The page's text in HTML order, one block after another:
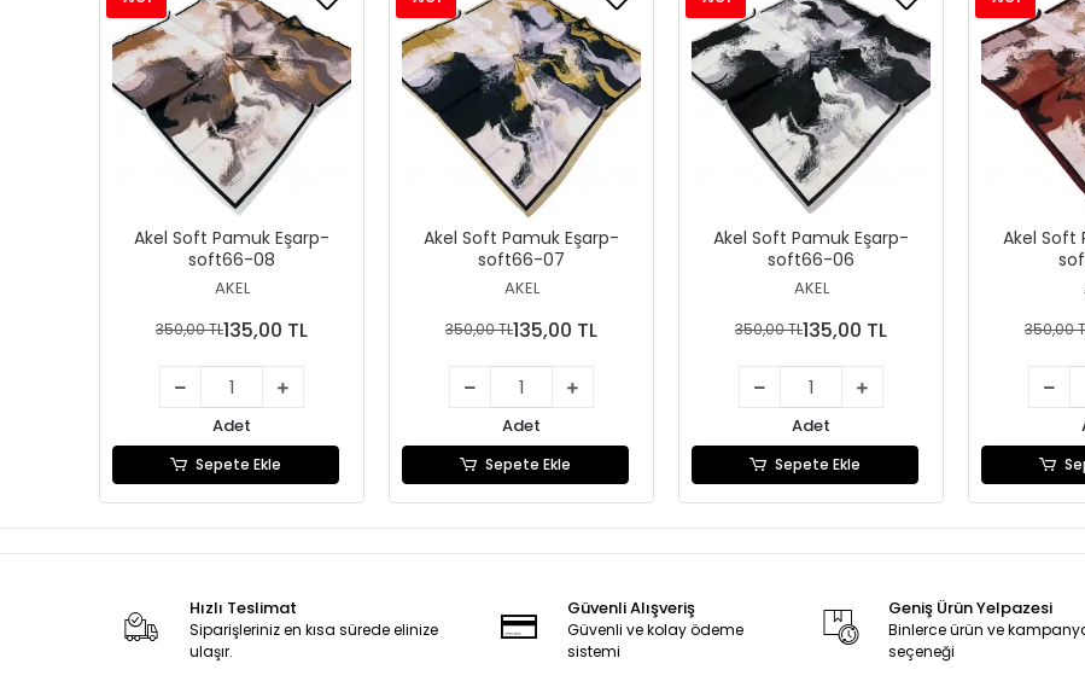
Akel Soft Pamuk Eşarp-
soft66-08
AKEL
350,00 TL135,00 TL
Adet
Sepete Ekle
Akel Soft Pamuk Eşarp-
soft66-07
AKEL
350,00 TL135,00 TL
Adet
Sepete Ekle
Akel Soft Pamuk Eşarp-
soft66-06
AKEL
350,00 TL135,00 TL
Adet
Sepete Ekle
Akel Soft
350,00
Hızlı Teslimat
Siparişleriniz en kısa sürede elinize
ulaşır.
Güvenli Alışveriş
Güvenli ve kolay ödeme
sistemi
Geniş Ürün Yelpazesi
Binlerce ürün ve
seçeneği